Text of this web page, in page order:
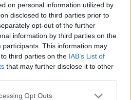
on personal information utilized by
disclosed to third parties prior to
opt-out of the further
information by third parties on the
participants. This information may
third parties on the IAB’s List of
that may further disclose it to other
Opt Outs